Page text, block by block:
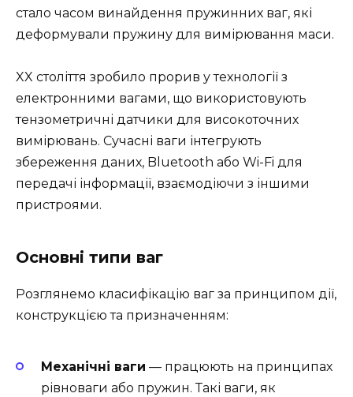
стало часом винайдення пружинних ваг, які
деформували пружину для вимірювання маси.
XX століття зробило прорив у технології з
електронними вагами, що використовують
тензометричні датчики для високоточних
вимірювань. Сучасні ваги інтегрують
збереження даних, Bluetooth або Wi-Fi для
передачі інформації, взаємодіючи з іншими
пристроями.
Основні типи ваг
Розглянемо класифікацію ваг за принципом дії,
конструкцією та призначенням:
Механічні ваги — працюють на принципах
рівноваги або пружин. Такі ваги, як